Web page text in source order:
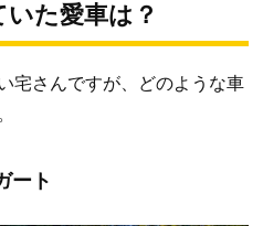
た愛車は？
宅さんですが、どのような車
ート